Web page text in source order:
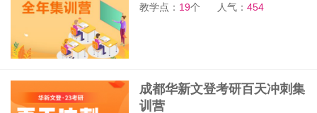
教学点： 19个 人气：454
成都华新文登考研百天冲刺集
训营